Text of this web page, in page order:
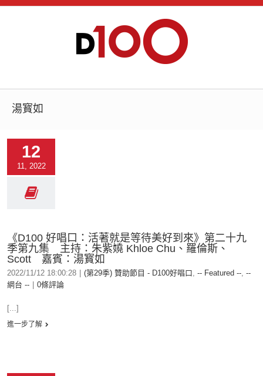
湯寳如
12
11, 2022
《D100 好唱口：活著就是等待美好到來》第二十九
季第九集 主持：朱紫嬈 Khloe Chu、羅倫斯、
Scott 嘉賓：湯寳如
2022/11/12 18:00:28 (第29季) 贊助節目 - D100好唱口, -- Featured --, --
網台 --
0條評論
[...]
進一步了解